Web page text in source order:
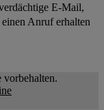
E-Mail,
Anruf erhalten